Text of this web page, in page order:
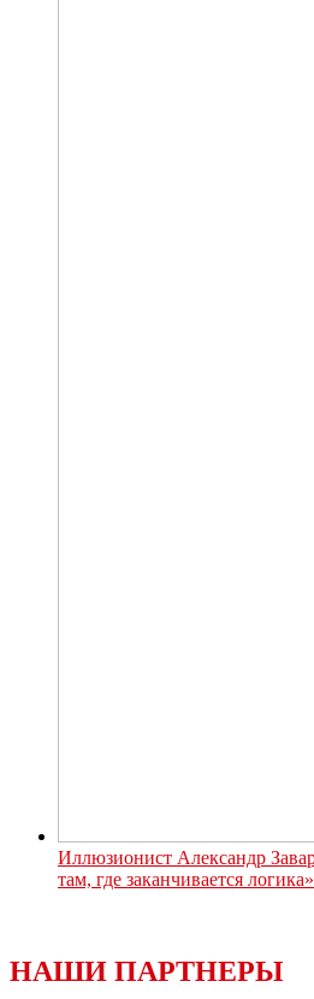
Иллюзионист Александр
там, где заканчивается логика»
НАШИ ПАРТНЕРЫ